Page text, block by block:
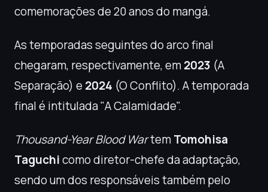
comemorações de 20 anos do mangá.
As temporadas seguintes do arco final
chegaram, respectivamente, em2023 (A
Separação) e 2024 (O Conflito). A temporada
final é intitulada "A Calamidade".
Thousand-Year Blood WartemTomohisa
Taguchicomo diretor-chefe da adaptação,
sendo um dos responsáveis também pelo